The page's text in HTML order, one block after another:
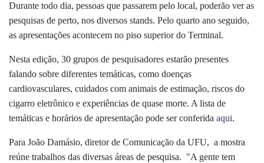
Durante todo dia, pessoas que passarem pelo local, poderão ver as
pesquisas de perto, nos diversos stands. Pelo quarto ano seguido,
as apresentações acontecem no piso superior do Terminal.
Nesta edição, 30 grupos de pesquisadores estarão presentes
falando sobre diferentes temáticas, como doenças
cardiovasculares, cuidados com animais de estimação, riscos do
cigarro eletrônico e experiências de quase morte. A lista de
temáticas e horários de apresentação pode ser conferida aqui.
Para João Damásio, diretor de Comunicação da UFU, a mostra
reúne trabalhos das diversas áreas de pesquisa. "A gente tem